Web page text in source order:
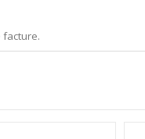
facture.